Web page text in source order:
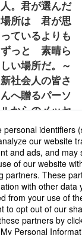
人。君が選んだ
場所は 君が思
っているよりも
ずっと 素晴ら
しい場所だ。～
新社会人の皆さ
んへ贈るパーソ
ルからのメッセ
ージ
プロモーション
Specialized Servic
es
2026.05.19